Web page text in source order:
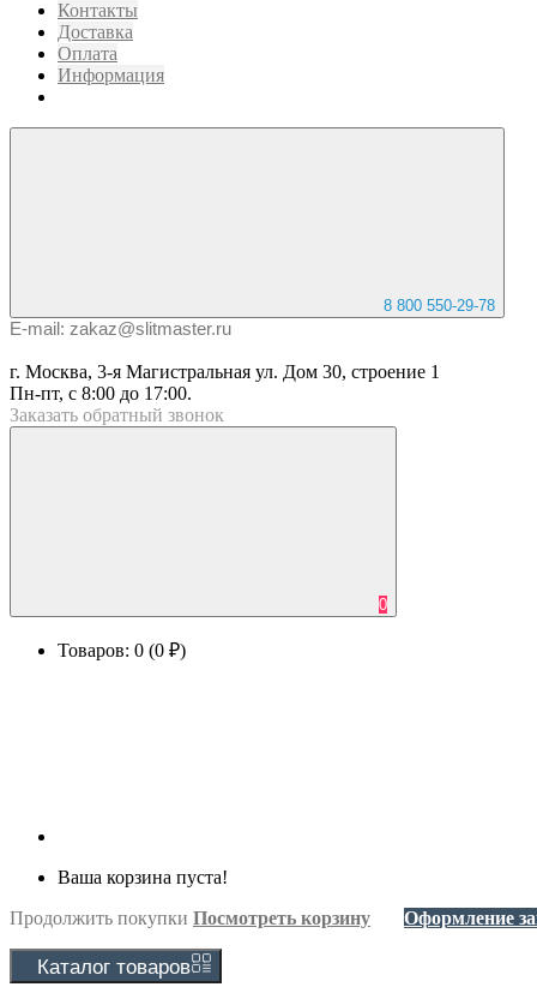
Контакты
Доставка
Оплата
Информация
8 800 550-29-78
E-mail: zakaz@slitmaster.ru
г. Москва, 3-я Магистральная ул. Дом 30, строение 1
Пн-пт, с 8:00 до 17:00.
Заказать обратный звонок
0
Товаров: 0 (0 ₽)
Ваша корзина пуста!
Продолжить покупки Посмотреть корзину Оформление
Каталог товаров